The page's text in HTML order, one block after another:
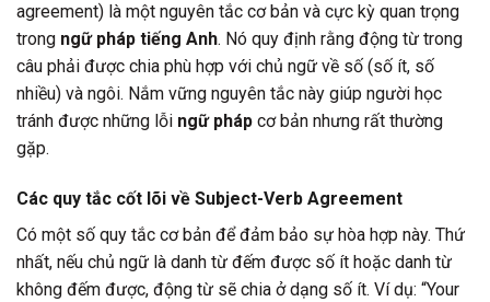
agreement) là một nguyên tắc cơ bản và cực kỳ quan trọng
trong ngữ pháp tiếng Anh. Nó quy định rằng động từ trong
câu phải được chia phù hợp với chủ ngữ về số (số ít, số
nhiều) và ngôi. Nắm vững nguyên tắc này giúp người học
tránh được những lỗi ngữ pháp cơ bản nhưng rất thường
gặp.
Các quy tắc cốt lõi về Subject-Verb Agreement
Có một số quy tắc cơ bản để đảm bảo sự hòa hợp này. Thứ
nhất, nếu chủ ngữ là danh từ đếm được số ít hoặc danh từ
không đếm được, động từ sẽ chia ở dạng số ít. Ví dụ: “Your